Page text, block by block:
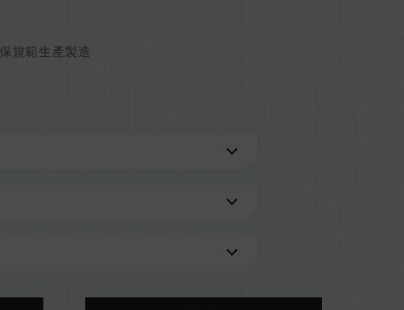
規範生產製造